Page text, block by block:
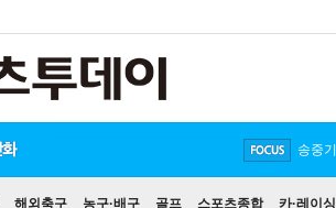
해외축구 농구·배구 골프 스포츠종합 카·레이싱
방탄소년단
손흥민
유아인
송중기